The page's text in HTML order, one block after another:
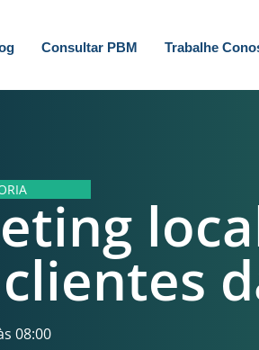
Consultar PBM Trabalhe
08:00